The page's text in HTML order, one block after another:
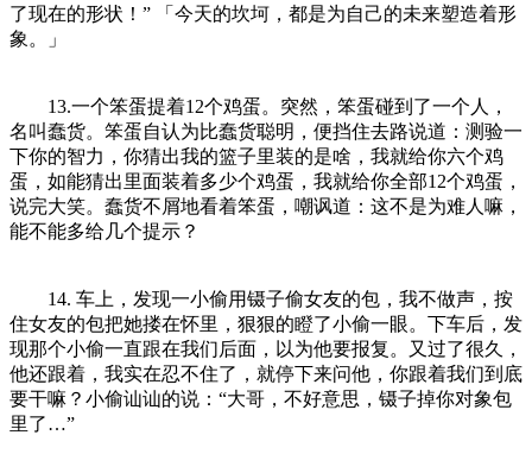
了现在的形状！” 「今天的坎坷，都是为自己的未来塑造着形
象。」
13.一个笨蛋提着12个鸡蛋。突然，笨蛋碰到了一个人，
名叫蠢货。笨蛋自认为比蠢货聪明，便挡住去路说道：测验一
下你的智力，你猜出我的篮子里装的是啥，我就给你六个鸡
蛋，如能猜出里面装着多少个鸡蛋，我就给你全部12个鸡蛋，
说完大笑。蠢货不屑地看着笨蛋，嘲讽道：这不是为难人嘛，
能不能多给几个提示？
14. 车上，发现一小偷用镊子偷女友的包，我不做声，按
住女友的包把她搂在怀里，狠狠的瞪了小偷一眼。下车后，发
现那个小偷一直跟在我们后面，以为他要报复。又过了很久，
他还跟着，我实在忍不住了，就停下来问他，你跟着我们到底
要干嘛？小偷讪讪的说：“大哥，不好意思，镊子掉你对象包
里了…”